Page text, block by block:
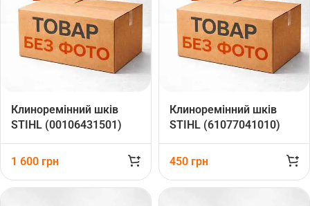
Клиноремінний шків
STIHL (00106431501)
1 600 грн
Клиноремінний шків
STIHL (61077041010)
450 грн